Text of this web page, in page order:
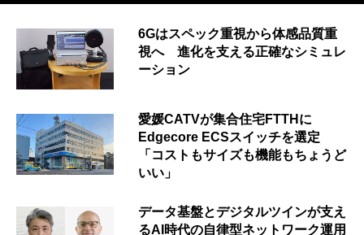
6Gはスペック重視から体感品質重
視へ 進化を支える正確なシミュレ
ーション
愛媛CATVが集合住宅FTTHに
Edgecore ECSスイッチを選定
「コストもサイズも機能もちょうど
いい」
データ基盤とデジタルツインが支え
るAI時代の自律型ネットワーク運用